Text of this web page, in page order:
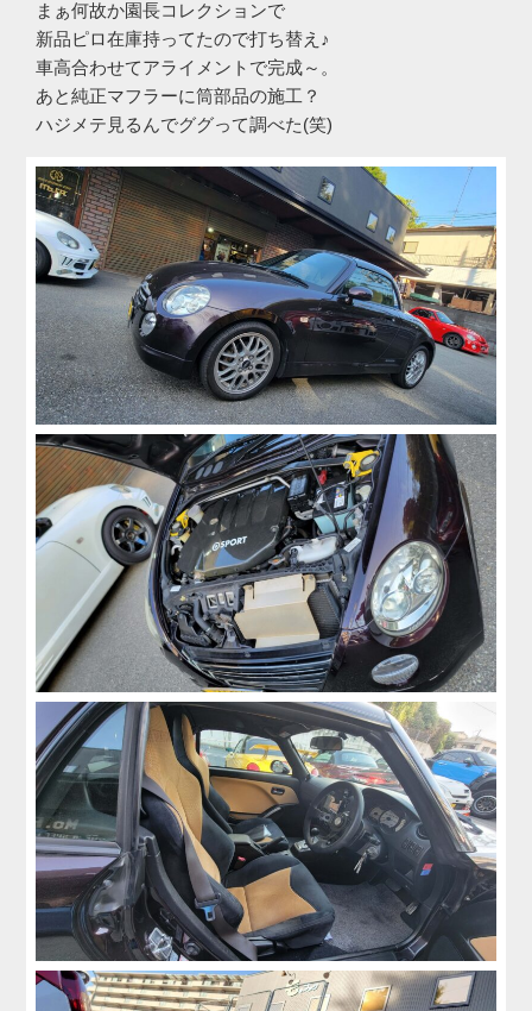
まぁ何故か園長コレクションで
新品ピロ在庫持ってたので打ち替え♪
車高合わせてアライメントで完成～。
あと純正マフラーに筒部品の施工？
ハジメテ見るんでググって調べた(笑)